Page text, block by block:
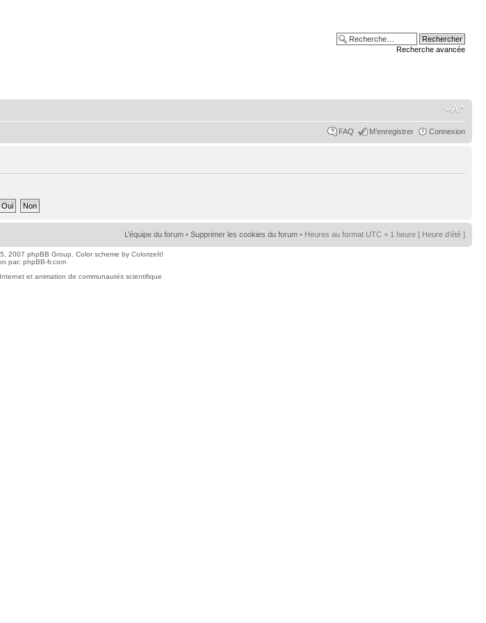
Recherche avancée
FAQ M’enregistrer Connexion
L’équipe du forum • Supprimer les cookies du forum • Heures au format UTC + 1 heure [ Heure d’été ]
2007 phpBB Group. Color scheme by ColorizeIt!
par: phpBB-fr.com
et animation de communautés scientifique